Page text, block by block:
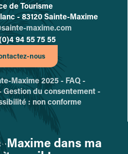
L'office de tourisme de Sainte-
de Tourisme
- 83120 Sainte-Maxime
maxime.com
94 55 75 55
nous
Maxime 2025 - FAQ -
Gestion du consentement -
: non conforme
Maxime dans ma